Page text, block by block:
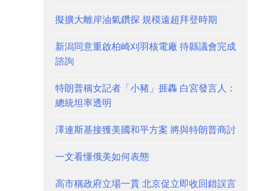
擬擴大離岸油氣鑽探 規模遠超拜登時期
新潟同意重啟柏崎刈羽核電廠 待縣議會完成
諮詢
特朗普稱女記者「小豬」捱轟 白宮發言人：
總統坦率透明
澤連斯基接獲美國和平方案 將與特朗普商討
一文看懂俄美如何表態
高市稱政府立場一貫 北京促立即收回錯誤言